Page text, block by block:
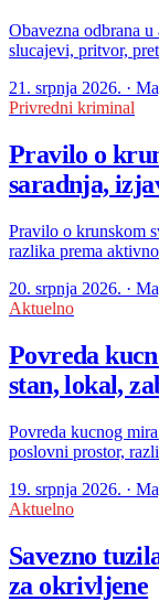
Obavezna odbrana
slucajevi, pritvor,
21. srpnja 2026. ·
Privredni kriminal
Pravilo o
saradnja,
Pravilo o krunskom
razlika prema
20. srpnja 2026. ·
Aktuelno
Povreda
stan, lokal,
Povreda kucnog
poslovni prostor,
19. srpnja 2026. ·
Aktuelno
Savezno
za okrivljene